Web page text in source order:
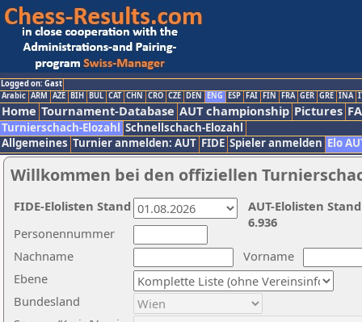
Logged on: Gast
Arabic ARM AZE BIH BUL CAT CHN CRO CZE DEN ENG ESP FAI FIN FRA GER GRE INA
Home Tournament-Database AUT championship Pictures
Turnierschach-Elozahl Schnellschach-Elozahl
Allgemeines Turnier anmelden: AUT FIDE Spieler anmelden Elo
Willkommen bei den offiziellen
Nachname
Vorname
Ebene
Personennummer
Bundesland
AUT-Elolisten
6.936
FIDE-Elolisten Stand